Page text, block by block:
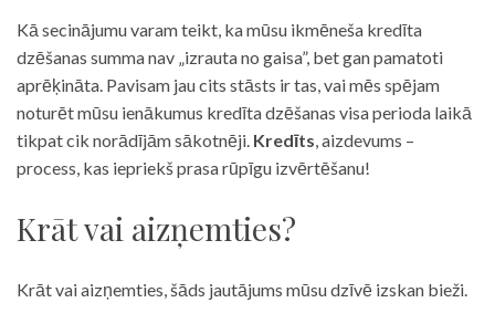
Kā secinājumu varam teikt, ka mūsu ikmēneša kredīta
dzēšanas summa nav „izrauta no gaisa”, bet gan pamatoti
aprēķināta. Pavisam jau cits stāsts ir tas, vai mēs spējam
noturēt mūsu ienākumus kredīta dzēšanas visa perioda laikā
tikpat cik norādījām sākotnēji. Kredīts, aizdevums –
process, kas iepriekš prasa rūpīgu izvērtēšanu!
Krāt vai aizņemties?
Krāt vai aizņemties, šāds jautājums mūsu dzīvē izskan bieži.